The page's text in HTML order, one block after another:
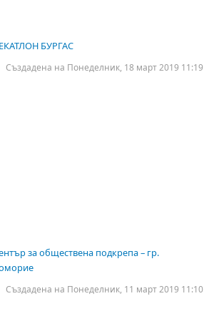
БУРГАС
Създадена на Понеделник, 18 март 2019 11:19
за обществена подкрепа – гр.
Създадена на Понеделник, 11 март 2019 11:10